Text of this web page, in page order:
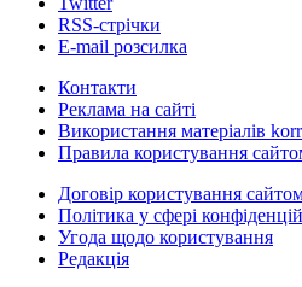
RSS-стрічки
E-mail розсилка
Контакти
Реклама на сайті
Використання матеріалів
Правила користування
Договір користування
Політика у сфері
Угода щодо користування
Редакція